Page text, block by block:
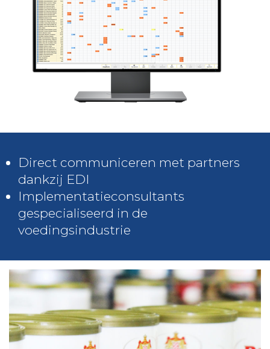
Direct communiceren met partners
dankzij EDI
Implementatieconsultants
gespecialiseerd in de
voedingsindustrie